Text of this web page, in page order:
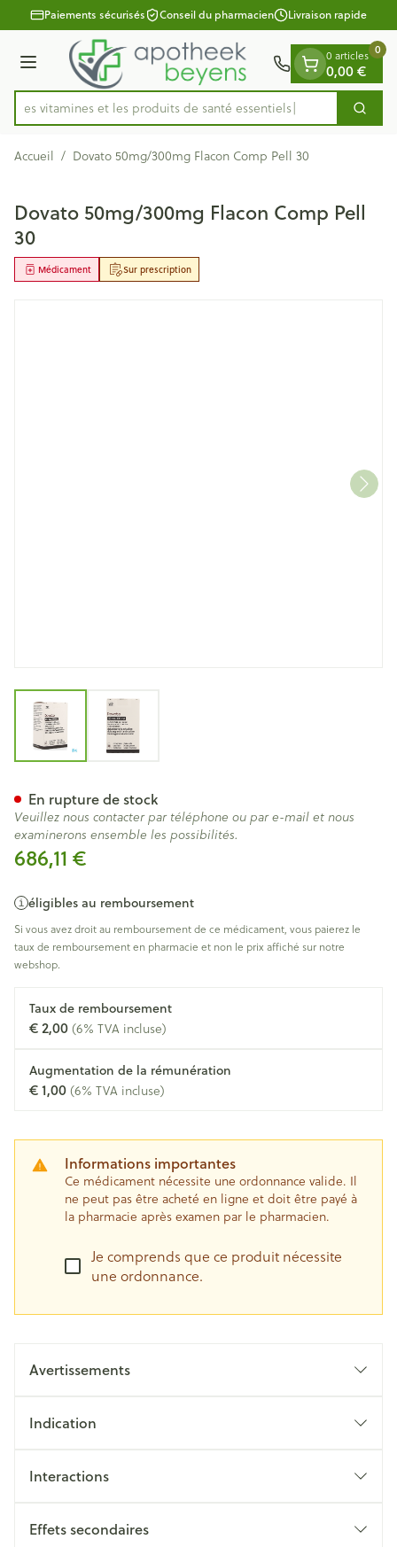
Aller au contenu
1 de 1
Paiements sécurisés Conseil du pharmacien Livraison rapide
Menu
Rechercher
les vitamines et les produits de santé essentiels
0 articles
0,00 €
0
Accueil / Dovato 50mg/300mg Flacon Comp Pell 30
Dovato 50mg/300mg Flacon Comp Pell
30
Sur prescription
Médicament
View larger imageView larger image
686,11 €
éligibles au remboursement
Si vous avez droit au remboursement de ce médicament, vous paierez le
taux de remboursement en pharmacie et non le prix affiché sur notre
webshop.
Taux de remboursement
€ 2,00(6% TVA incluse)
Augmentation de la rémunération
€ 1,00(6% TVA incluse)
Informations importantes
Ce médicament nécessite une ordonnance valide. Il
ne peut pas être acheté en ligne et doit être payé à
la pharmacie après examen par le pharmacien.
Je comprends que ce produit nécessite
une ordonnance.
En rupture de stock
Veuillez nous contacter par téléphone ou par e-mail et nous
examinerons ensemble les possibilités.
Avertissements
Indication
Interactions
Effets secondaires